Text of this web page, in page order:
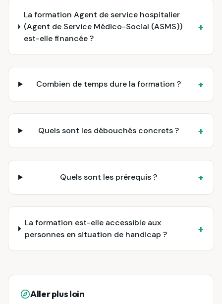
La formation Agent de service hospitalier
(Agent de Service Médico-Social (ASMS))
est-elle financée ?
+
Combien de temps dure la formation ? +
Quels sont les débouchés concrets ? +
Quels sont les prérequis ? +
La formation est-elle accessible aux
personnes en situation de handicap ?
+
Aller plus loin